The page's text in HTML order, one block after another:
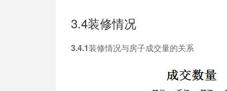
3.4装修情况
3.4.1装修情况与房子成交量的关系